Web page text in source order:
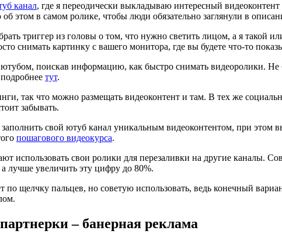
канал, где я переодически выкладываю интересный
этом в самом ролике, чтобы люди обязательно заглянули в
триггер из головы о том, что нужно светить лицом, а я такой
снимать картинку с вашего монитора, где вы будете что-то
поискав информацию, как быстро снимать видеоролики.
тут.
так что можно размещать видеоконтент и там. В тех же
забывать.
свой ютуб канал уникальным видеоконтентом, при этом
пошагового видеокурса.
использовать свои ролики для перезаливки на другие каналы.
лучше увеличить эту цифру до 80%.
по щелчку пальцев, но советую использовать, ведь конечный
– банерная реклама